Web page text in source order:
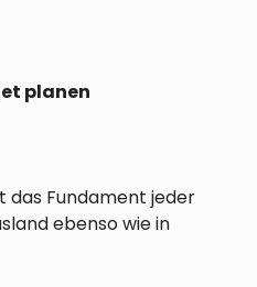
planen
das Fundament jeder
ebenso wie in